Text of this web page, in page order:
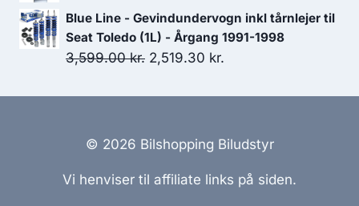
oprindelige
pris
var:
aktuelle
pris
er:
Blue Line - Gevindundervogn inkl tårnlejer til
Seat Toledo (1L) - Årgang 1991-1998
3,599.00kr. Den
pris
3,599.00 kr..
2,519.30 kr.
pris
2,519.30 kr..
© 2026 Bilshopping Biludstyr
Vi henviser til affiliate links på siden.